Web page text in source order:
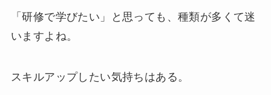
「研修で学びたい」と思っても、種類が多くて迷
いますよね。
スキルアップしたい気持ちはある。